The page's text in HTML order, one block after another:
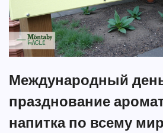
Международный
празднование
напитка по всему